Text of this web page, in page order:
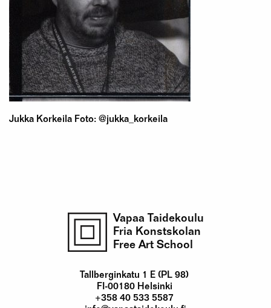
Jukka Korkeila Foto: @jukka_korkeila
Vapaa Taidekoulu
Fria Konstskolan
Free Art School
Tallberginkatu 1 E (PL 98)
FI-00180 Helsinki
+358 40 533 5587